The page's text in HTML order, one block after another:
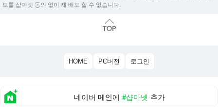
보를 샵마넷 동의 없이 재 배포 할 수 없습니다.
HOME PC버전 로그인
네이버 메인에 #샵마넷 추가